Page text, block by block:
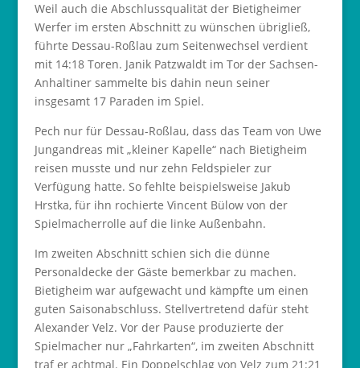
Weil auch die Abschlussqualität der Bietigheimer
Werfer im ersten Abschnitt zu wünschen übrigließ,
führte Dessau-Roßlau zum Seitenwechsel verdient
mit 14:18 Toren. Janik Patzwaldt im Tor der Sachsen-
Anhaltiner sammelte bis dahin neun seiner
insgesamt 17 Paraden im Spiel.
Pech nur für Dessau-Roßlau, dass das Team von Uwe
Jungandreas mit „kleiner Kapelle“ nach Bietigheim
reisen musste und nur zehn Feldspieler zur
Verfügung hatte. So fehlte beispielsweise Jakub
Hrstka, für ihn rochierte Vincent Bülow von der
Spielmacherrolle auf die linke Außenbahn.
Im zweiten Abschnitt schien sich die dünne
Personaldecke der Gäste bemerkbar zu machen.
Bietigheim war aufgewacht und kämpfte um einen
guten Saisonabschluss. Stellvertretend dafür steht
Alexander Velz. Vor der Pause produzierte der
Spielmacher nur „Fahrkarten“, im zweiten Abschnitt
traf er achtmal. Ein Doppelschlag von Velz zum 21:21